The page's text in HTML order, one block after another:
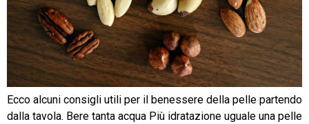
Ecco alcuni consigli utili per il benessere della pelle partendo
dalla tavola. Bere tanta acqua Più idratazione uguale una pelle